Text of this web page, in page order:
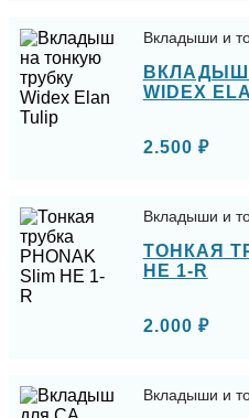
Вкладыши и
ВКЛАДЫШ
WIDEX
2.500 ₽
Вкладыши и
ТОНКАЯ
HE 1-R
2.000 ₽
Вкладыши и